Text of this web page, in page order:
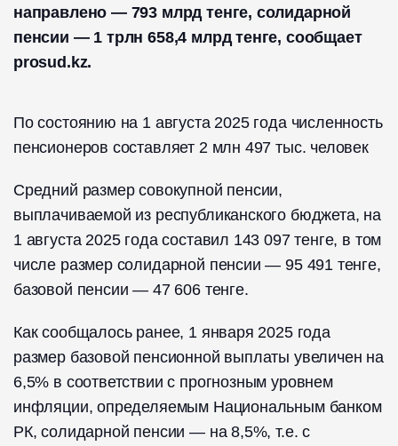
направлено — 793 млрд тенге, солидарной
пенсии — 1 трлн 658,4 млрд тенге, сообщает
prosud.kz.
По состоянию на 1 августа 2025 года численность
пенсионеров составляет 2 млн 497 тыс. человек
Средний размер совокупной пенсии,
выплачиваемой из республиканского бюджета, на
1 августа 2025 года составил 143 097 тенге, в том
числе размер солидарной пенсии — 95 491 тенге,
базовой пенсии — 47 606 тенге.
Как сообщалось ранее, 1 января 2025 года
размер базовой пенсионной выплаты увеличен на
6,5% в соответствии с прогнозным уровнем
инфляции, определяемым Национальным банком
РК, солидарной пенсии — на 8,5%, т.е. с